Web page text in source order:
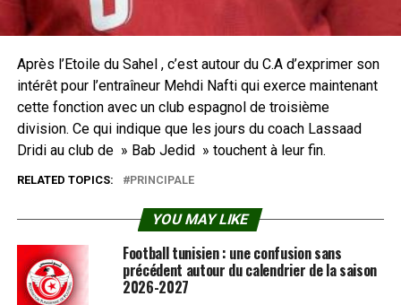
Après l’Etoile du Sahel , c’est autour du C.A d’exprimer son
intérêt pour l’entraîneur Mehdi Nafti qui exerce maintenant
cette fonction avec un club espagnol de troisième
division. Ce qui indique que les jours du coach Lassaad
Dridi au club de » Bab Jedid » touchent à leur fin.
RELATED TOPICS: PRINCIPALE
YOU MAY LIKE
Football tunisien : une confusion sans
précédent autour du calendrier de la saison
2026-2027